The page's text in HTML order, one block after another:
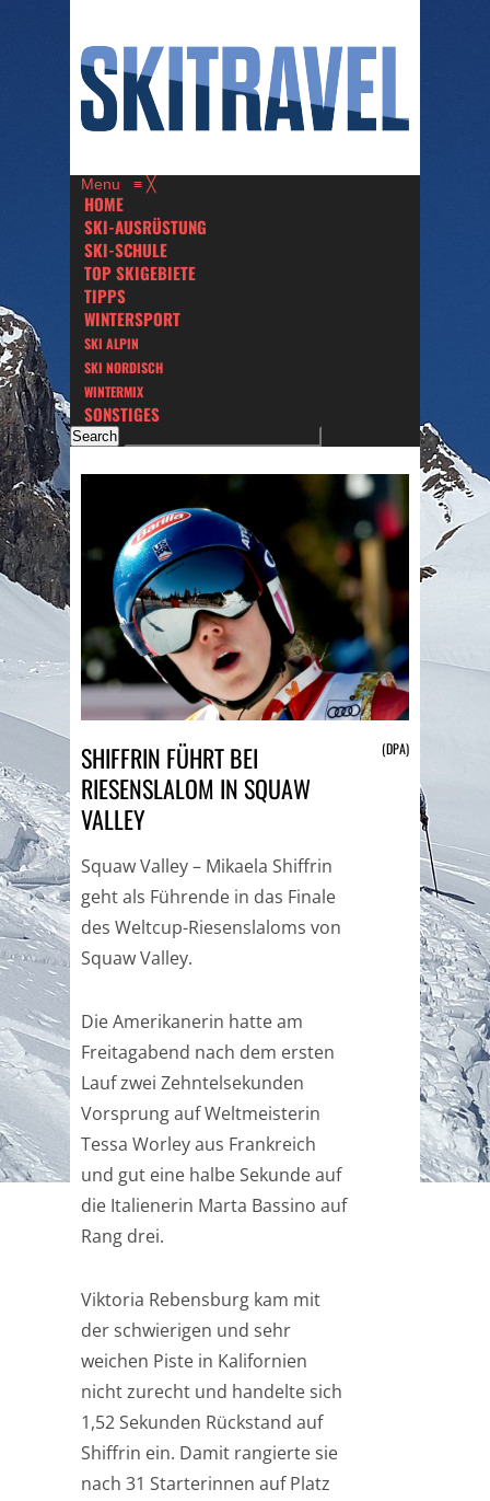
Menu ≡ ╳
HOME
SKI-AUSRÜSTUNG
SKI-SCHULE
TOP SKIGEBIETE
TIPPS
WINTERSPORT
SKI ALPIN
SKI NORDISCH
WINTERMIX
SONSTIGES
SHIFFRIN FÜHRT BEI
RIESENSLALOM IN SQUAW
VALLEY
(DPA)
Squaw Valley – Mikaela Shiffrin
geht als Führende in das Finale
des Weltcup-Riesenslaloms von
Squaw Valley.
Die Amerikanerin hatte am
Freitagabend nach dem ersten
Lauf zwei Zehntelsekunden
Vorsprung auf Weltmeisterin
Tessa Worley aus Frankreich
und gut eine halbe Sekunde auf
die Italienerin Marta Bassino auf
Rang drei.
Viktoria Rebensburg kam mit
der schwierigen und sehr
weichen Piste in Kalifornien
nicht zurecht und handelte sich
1,52 Sekunden Rückstand auf
Shiffrin ein. Damit rangierte sie
nach 31 Starterinnen auf Platz